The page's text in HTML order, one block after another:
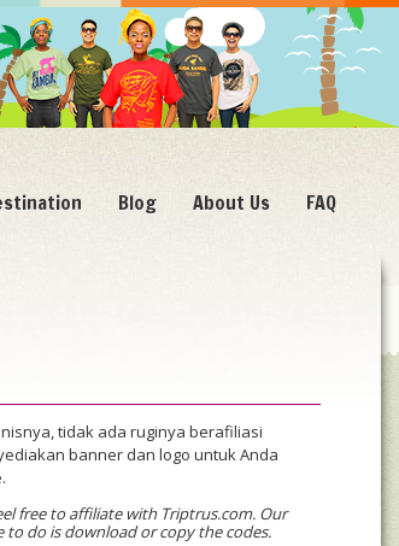
Blog About Us FAQ
tidak ada ruginya berafiliasi
banner dan logo untuk Anda
free to affiliate with Triptrus.com. Our
to do is download or copy the codes.